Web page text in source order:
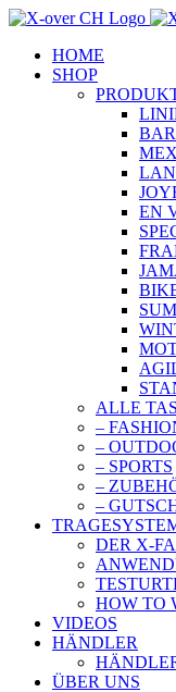
Zum
springenHOME
SHOP
EN
ALLE
–
–
– SPORTS
–
–
DER X-
HOW TO
VIDEOS
HÄNDLER
ÜBER UNS